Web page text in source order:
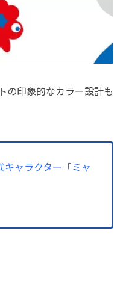
の印象的なカラー設計も
ャラクター「ミャ